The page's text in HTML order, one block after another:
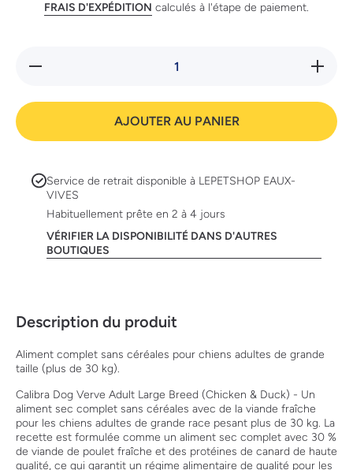
FRAIS D'EXPÉDITION calculés à l'étape de paiement.
Réduire la
Verve
Adult
poulet
AJOUTER AU PANIER
Service de retrait disponible à LEPETSHOP EAUX-
VIVES
Habituellement prête en 2 à 4 jours
VÉRIFIER LA DISPONIBILITÉ DANS D'AUTRES
BOUTIQUES
Description du produit
Aliment complet sans céréales pour chiens adultes de grande
taille (plus de 30 kg).
Calibra Dog Verve Adult Large Breed (Chicken & Duck) - Un
aliment sec complet sans céréales avec de la viande fraîche
pour les chiens adultes de grande race pesant plus de 30 kg. La
recette est formulée comme un aliment sec complet avec 30 %
de viande de poulet fraîche et des protéines de canard de haute
qualité, ce qui garantit un régime alimentaire de qualité pour les